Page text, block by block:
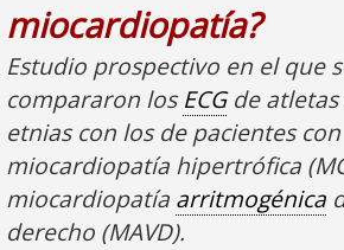
miocardiopatía?
Estudio prospectivo en el que
compararon losECGde atletas
etnias con los de pacientes con
miocardiopatía hipertrófica
miocardiopatía arritmogénica
derecho (MAVD).